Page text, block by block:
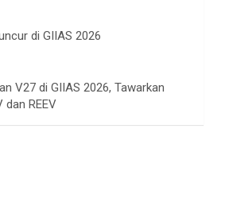
di GIIAS 2026
V27 di GIIAS 2026, Tawarkan
dan REEV